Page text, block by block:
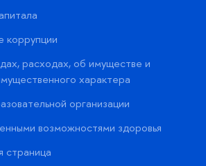
коррупции
расходах, об имуществе и
характера
организации
возможностями здоровья
страница